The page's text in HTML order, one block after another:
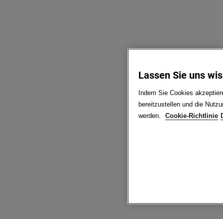
Lassen Sie uns
Indem Sie Cookies
bereitzustellen und die
werden.
Cookie-Richtlinie